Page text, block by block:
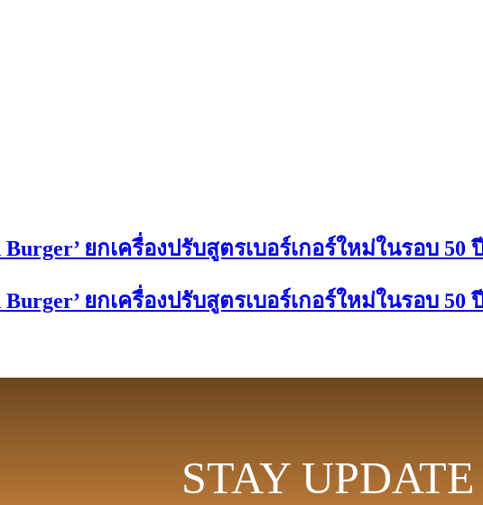
ยกเครื่องปรับสูตรเบอร์เกอร์ใหม่ในรอบ 50 ปี
ยกเครื่องปรับสูตรเบอร์เกอร์ใหม่ในรอบ 50 ปี
STAY UPDATE